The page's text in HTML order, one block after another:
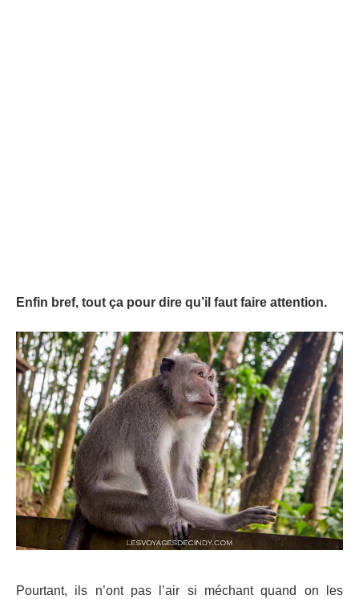
Enfin bref, tout ça pour dire qu’il faut faire attention.
Pourtant, ils n’ont pas l’air si méchant quand on les